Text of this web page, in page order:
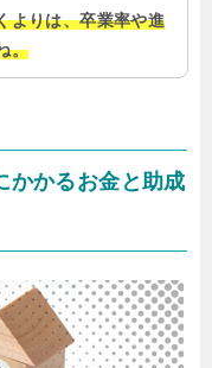
よりは、卒業率や進
。
かかるお金と助成